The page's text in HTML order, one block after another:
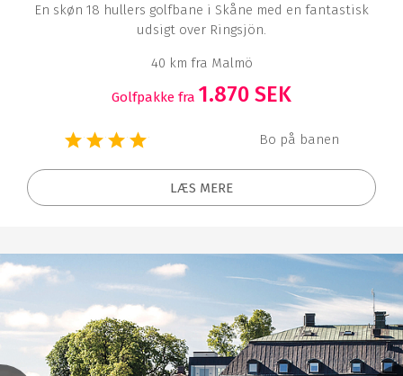
En skøn 18 hullers golfbane i Skåne med en fantastisk
udsigt over Ringsjön.
40 km fra Malmö
Golfpakke fra 1.870 SEK
Bo på banen
LÆS MERE